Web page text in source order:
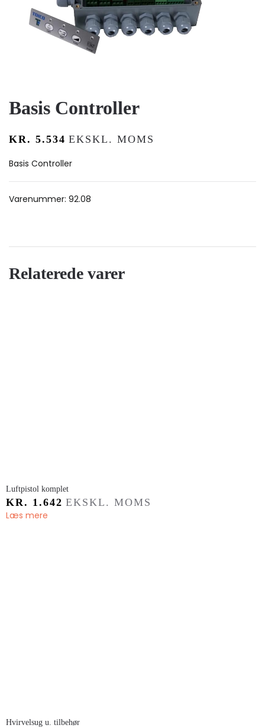
Basis Controller
KR. 5.534 EKSKL. MOMS
Basis Controller
Varenummer: 92.08
Relaterede varer
​Luftpistol komplet
KR. 1.642 EKSKL. MOMS
Læs mere
​Hvirvelsug u. tilbehør